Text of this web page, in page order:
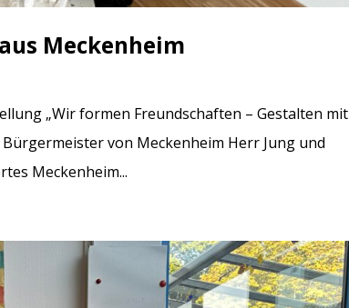
Meckenheim
„Wir formen Freundschaften – Gestalten mit
von Meckenheim Herr Jung und
Meckenheim...